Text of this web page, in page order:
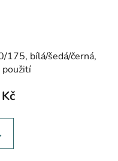
175, bílá/šedá/černá,
použití